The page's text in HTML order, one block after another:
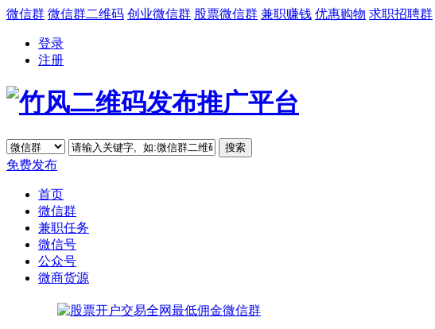
微信群 微信群二维码 创业微信群 股票微信群 兼职赚钱 优惠购物 求职招聘群
登录
注册
免费发布
首页
微信群
兼职任务
微信号
公众号
微商货源